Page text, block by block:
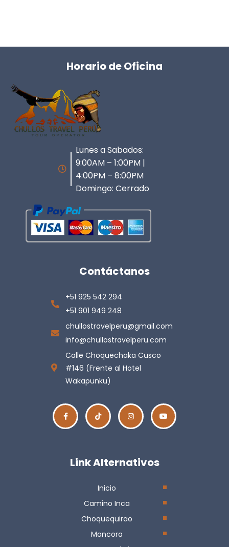
Horario de Oficina
Lunes a Sabados:
9:00AM – 1:00PM |
4:00PM – 8:00PM
Domingo: Cerrado
Contáctanos
+51 925 542 294
+51 901 949 248
chullostravelperu@gmail.com
info@chullostravelperu.com
Calle Choquechaka Cusco
#146 (Frente al Hotel
Wakapunku)
Link Alternativos
Inicio
Camino Inca
Choquequirao
Mancora